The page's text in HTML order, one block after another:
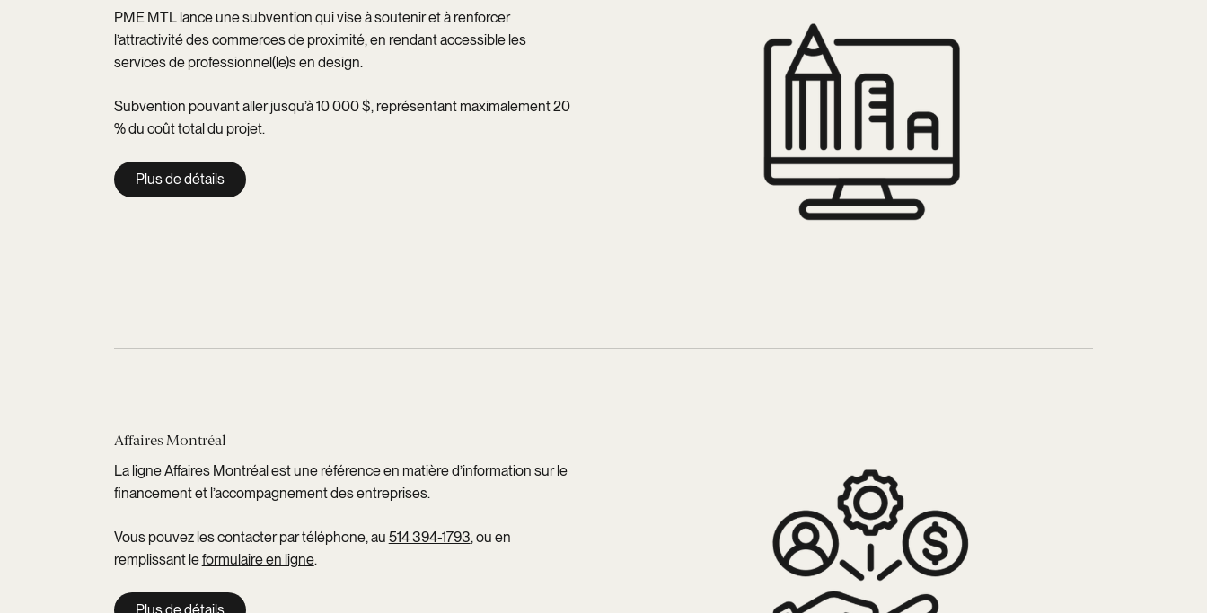
PME MTL lance une subvention qui vise à soutenir et à renforcer
l’attractivité des commerces de proximité, en rendant accessible les
services de professionnel(le)s en design.
Subvention pouvant aller jusqu’à 10 000 $, représentant maximalement 20
% du coût total du projet.
Plus de détails
Affaires Montréal
La ligne Affaires Montréal est une référence en matière d’information sur le
financement et l’accompagnement des entreprises.
Vous pouvez les contacter par téléphone, au 514 394-1793, ou en
remplissant leformulaire en ligne.
Plus de détails